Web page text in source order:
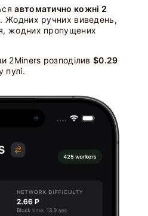
автоматично кожні 2
Жодних ручних виведень,
жодних пропущених
2Miners розподілив $0.29